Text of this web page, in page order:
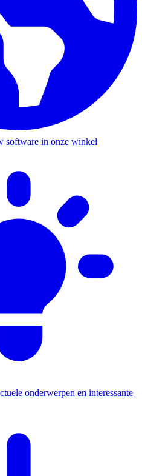
software in onze winkel
onderwerpen en interessante